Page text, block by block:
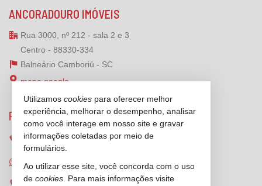
ANCORADOURO IMÓVEIS
Rua 3000, nº 212 - sala 2 e 3
Centro - 88330-334
Balneário Camboriú - SC
mapa google
FALE CONOSCO
(47)2125-6624
(47) 99173-1547 (WhatsApp)
Utilizamos cookies para oferecer melhor
experiência, melhorar o desempenho, analisar
como você interage em nosso site e gravar
informações coletadas por meio de
formulários.
Ao utilizar esse site, você concorda com o uso
de cookies . Para mais informações visite